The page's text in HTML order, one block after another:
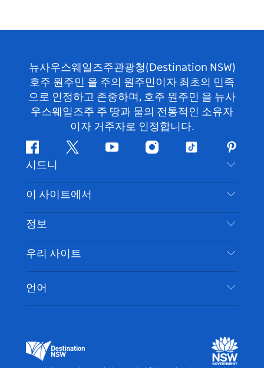
뉴사우스웨일즈주관광청(Destination NSW)
호주 원주민 을 주의 원주민이자 최초의 민족
으로 인정하고 존중하며, 호주 원주민 을 뉴사
우스웨일즈주 주 땅과 물의 전통적인 소유자
이자 거주자로 인정합니다.
페
이
스
북
지
귀
다
유
브
인
타
램
틱
핀
터
레
스
트
시드니
문의하기
부인 성명
쿠키 고지
이 사이트에서
목적지
할 일
이벤트
숙소
정보
여행 정보
시드니 접근성
귀하의 사업을 등록하세요
우리 사이트
뉴사우스웨일즈주관광청(Destination NSW) 미디
어 센터
언어